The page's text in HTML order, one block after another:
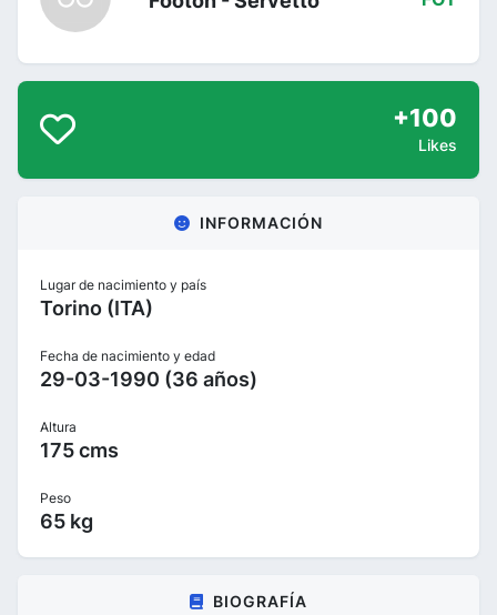
+100
Likes
INFORMACIÓN
Lugar de nacimiento y país
Torino (ITA)
Fecha de nacimiento y edad
29-03-1990 (36 años)
Altura
175 cms
Peso
65 kg
BIOGRAFÍA